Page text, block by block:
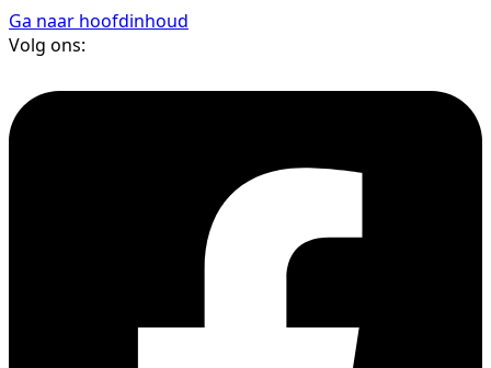
Ga naar hoofdinhoud
Volg ons: